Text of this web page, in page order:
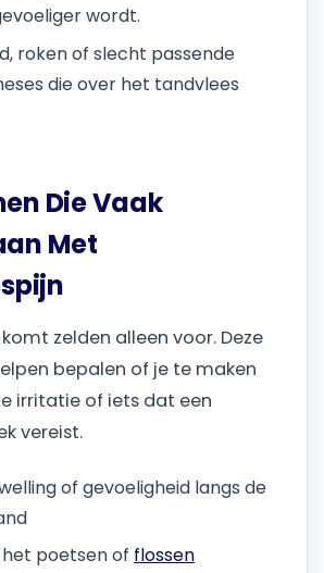
wordt.
roken of slecht passende
die over het tandvlees
Die Vaak
Met
zelden alleen voor. Deze
bepalen of je te maken
irritatie of iets dat een
vereist.
of gevoeligheid langs de
het poetsen of flossen